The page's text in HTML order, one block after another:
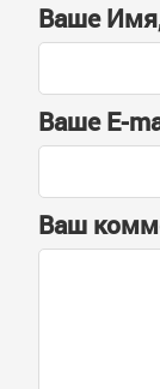
Ваше
Ваше E-
Ваш